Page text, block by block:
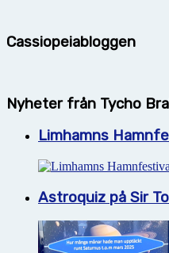
Cassiopeiabloggen
Nyheter från Tycho
Limhamns
Astroquiz på Sir